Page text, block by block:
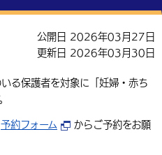
をつける
選択
保険・年金
健康・予防
産業・雇用
公開日 2026年03月27日
更新日 2026年03月30日
る保護者を対象に「妊婦・赤ち
予約フォーム
からご予約をお願